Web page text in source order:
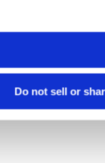
Do not sell or